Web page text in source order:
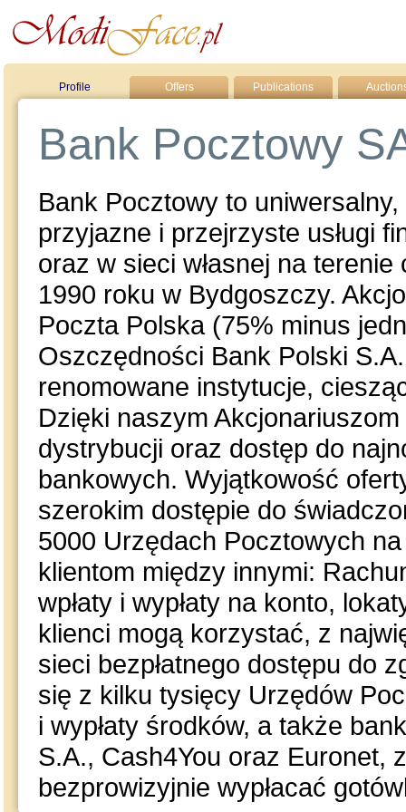
Profile Offers Publications
Bank Pocztowy
Bank Pocztowy to
przyjazne i przejrzyste usługi
oraz w sieci własnej na terenie
1990 roku w Bydgoszczy.
Poczta Polska (75% minus
Oszczędności Bank Polski
renomowane instytucje,
Dzięki naszym
dystrybucji oraz dostęp do
bankowych. Wyjątkowość
szerokim dostępie do
5000 Urzędach Pocztowych
klientom między innymi:
wpłaty i wypłaty na konto,
klienci mogą korzystać, z
sieci bezpłatnego dostępu do
się z kilku tysięcy Urzędów
i wypłaty środków, a także
S.A., Cash4You oraz Euronet,
bezprowizyjnie wypłacać